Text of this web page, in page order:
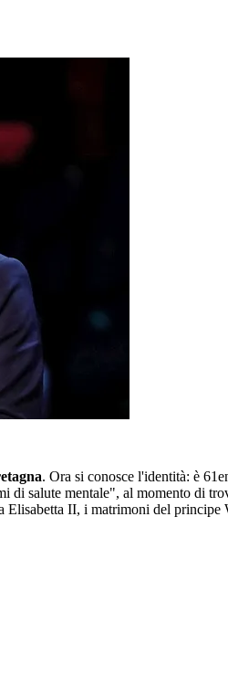
. Ora si conosce l'identità: è
salute mentale", al momento di
II, i matrimoni del